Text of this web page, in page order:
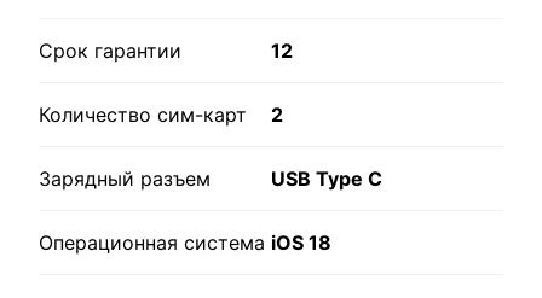
Срок гарантии 12
Количество сим-карт 2
Зарядный разъем USB Type C
Операционная система iOS 18